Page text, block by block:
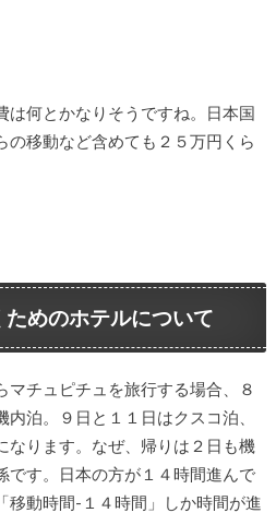
は何とかなりそうですね。日本国
の移動など含めても２５万円くら
めのホテルについて
マチュピチュを旅行する場合、８
泊。９日と１１日はクスコ泊、
なります。なぜ、帰りは２日も機
です。日本の方が１４時間進んで
移動時間-１４時間」しか時間が進